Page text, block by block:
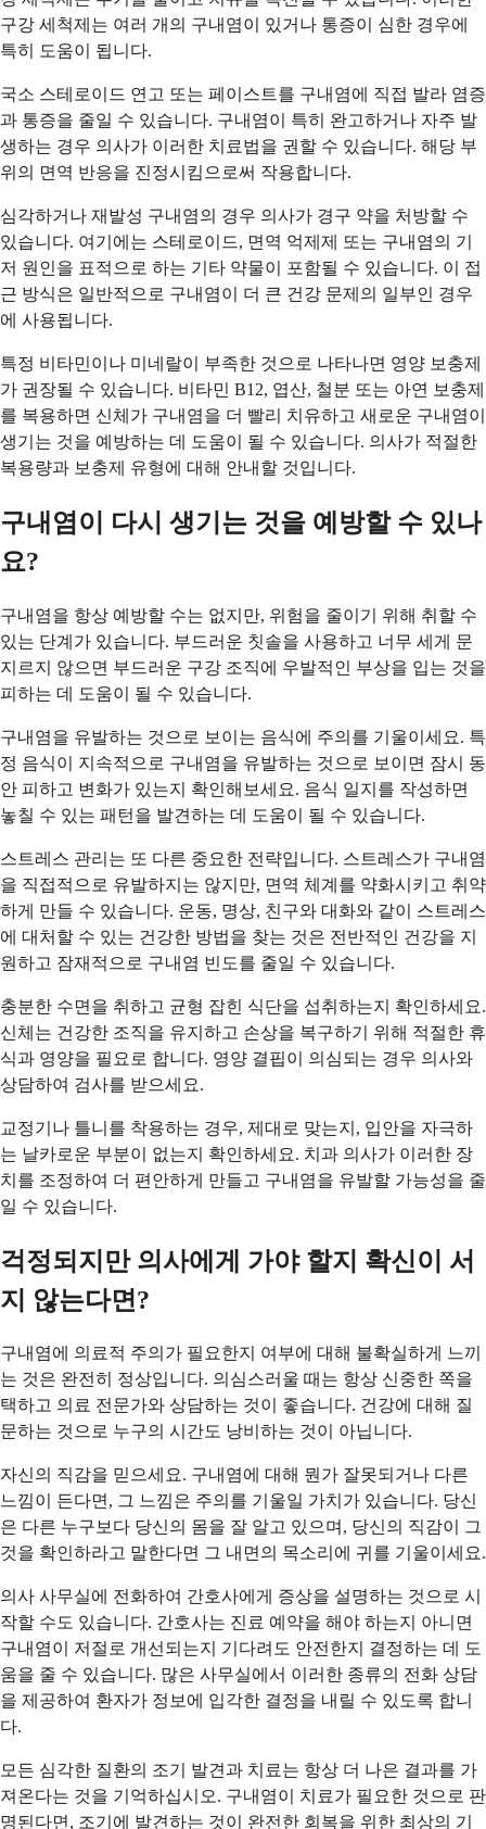
구강 세척제는 여러 개의 구내염이 있거나 통증이 심한 경우에
특히 도움이 됩니다.
국소 스테로이드 연고 또는 페이스트를 구내염에 직접 발라 염증
과 통증을 줄일 수 있습니다. 구내염이 특히 완고하거나 자주 발
생하는 경우 의사가 이러한 치료법을 권할 수 있습니다. 해당 부
위의 면역 반응을 진정시킴으로써 작용합니다.
심각하거나 재발성 구내염의 경우 의사가 경구 약을 처방할 수
있습니다. 여기에는 스테로이드, 면역 억제제 또는 구내염의 기
저 원인을 표적으로 하는 기타 약물이 포함될 수 있습니다. 이 접
근 방식은 일반적으로 구내염이 더 큰 건강 문제의 일부인 경우
에 사용됩니다.
특정 비타민이나 미네랄이 부족한 것으로 나타나면 영양 보충제
가 권장될 수 있습니다. 비타민 B12, 엽산, 철분 또는 아연 보충제
를 복용하면 신체가 구내염을 더 빨리 치유하고 새로운 구내염이
생기는 것을 예방하는 데 도움이 될 수 있습니다. 의사가 적절한
복용량과 보충제 유형에 대해 안내할 것입니다.
구내염이 다시 생기는 것을 예방할 수 있나
요?
구내염을 항상 예방할 수는 없지만, 위험을 줄이기 위해 취할 수
있는 단계가 있습니다. 부드러운 칫솔을 사용하고 너무 세게 문
지르지 않으면 부드러운 구강 조직에 우발적인 부상을 입는 것을
피하는 데 도움이 될 수 있습니다.
구내염을 유발하는 것으로 보이는 음식에 주의를 기울이세요. 특
정 음식이 지속적으로 구내염을 유발하는 것으로 보이면 잠시 동
안 피하고 변화가 있는지 확인해보세요. 음식 일지를 작성하면
놓칠 수 있는 패턴을 발견하는 데 도움이 될 수 있습니다.
스트레스 관리는 또 다른 중요한 전략입니다. 스트레스가 구내염
을 직접적으로 유발하지는 않지만, 면역 체계를 약화시키고 취약
하게 만들 수 있습니다. 운동, 명상, 친구와 대화와 같이 스트레스
에 대처할 수 있는 건강한 방법을 찾는 것은 전반적인 건강을 지
원하고 잠재적으로 구내염 빈도를 줄일 수 있습니다.
충분한 수면을 취하고 균형 잡힌 식단을 섭취하는지 확인하세요.
신체는 건강한 조직을 유지하고 손상을 복구하기 위해 적절한 휴
식과 영양을 필요로 합니다. 영양 결핍이 의심되는 경우 의사와
상담하여 검사를 받으세요.
교정기나 틀니를 착용하는 경우, 제대로 맞는지, 입안을 자극하
는 날카로운 부분이 없는지 확인하세요. 치과 의사가 이러한 장
치를 조정하여 더 편안하게 만들고 구내염을 유발할 가능성을 줄
일 수 있습니다.
걱정되지만 의사에게 가야 할지 확신이 서
지 않는다면?
구내염에 의료적 주의가 필요한지 여부에 대해 불확실하게 느끼
는 것은 완전히 정상입니다. 의심스러울 때는 항상 신중한 쪽을
택하고 의료 전문가와 상담하는 것이 좋습니다. 건강에 대해 질
문하는 것으로 누구의 시간도 낭비하는 것이 아닙니다.
자신의 직감을 믿으세요. 구내염에 대해 뭔가 잘못되거나 다른
느낌이 든다면, 그 느낌은 주의를 기울일 가치가 있습니다. 당신
은 다른 누구보다 당신의 몸을 잘 알고 있으며, 당신의 직감이 그
것을 확인하라고 말한다면 그 내면의 목소리에 귀를 기울이세요.
의사 사무실에 전화하여 간호사에게 증상을 설명하는 것으로 시
작할 수도 있습니다. 간호사는 진료 예약을 해야 하는지 아니면
구내염이 저절로 개선되는지 기다려도 안전한지 결정하는 데 도
움을 줄 수 있습니다. 많은 사무실에서 이러한 종류의 전화 상담
을 제공하여 환자가 정보에 입각한 결정을 내릴 수 있도록 합니
다.
모든 심각한 질환의 조기 발견과 치료는 항상 더 나은 결과를 가
져온다는 것을 기억하십시오. 구내염이 치료가 필요한 것으로 판
명된다면, 조기에 발견하는 것이 완전한 회복을 위한 최상의 기